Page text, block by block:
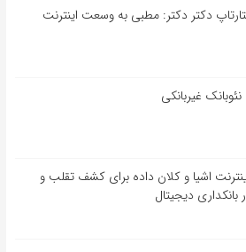
دکتر دکتر: مطبی به وسعت اینترنت
غیربانکی
اشیا و کلان‏ داده برای کشف تقلب و
بانکداری دیجیتال